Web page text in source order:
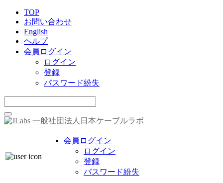
TOP
お問い合わせ
English
ヘルプ
会員ログイン
ログイン
登録
パスワード紛失
一般社団法人日本ケーブルラボ
会員ログイン
ログイン
登録
パスワード紛失